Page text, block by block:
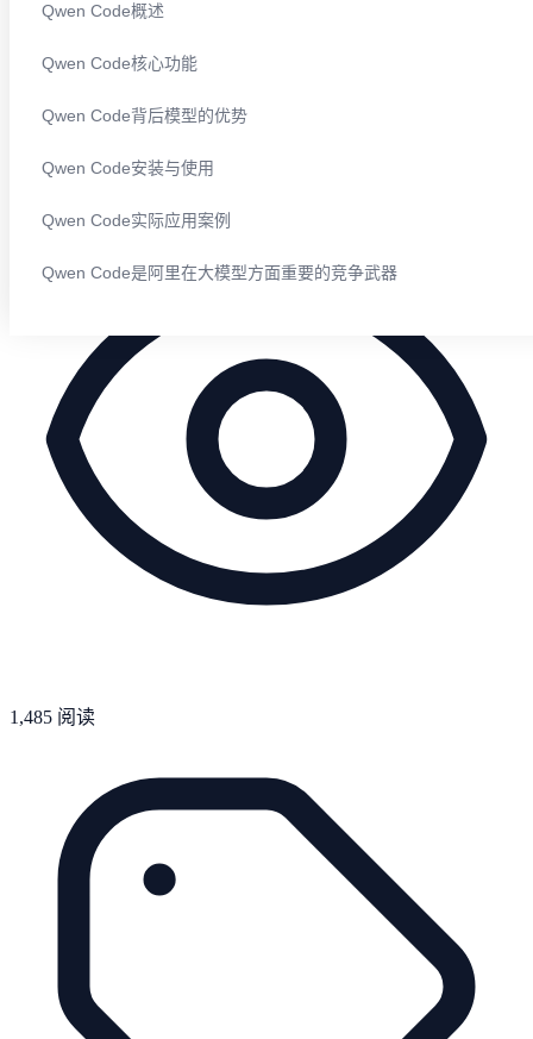
Qwen Code概述
Qwen Code核心功能
Qwen Code背后模型的优势
Qwen Code安装与使用
Qwen Code实际应用案例
Qwen Code是阿里在大模型方面重要的竞争武器
2025/08/09 08:52:12
1,485 阅读